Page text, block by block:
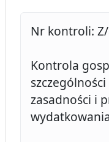
Nr kontroli:
Kontrola
zasadności i